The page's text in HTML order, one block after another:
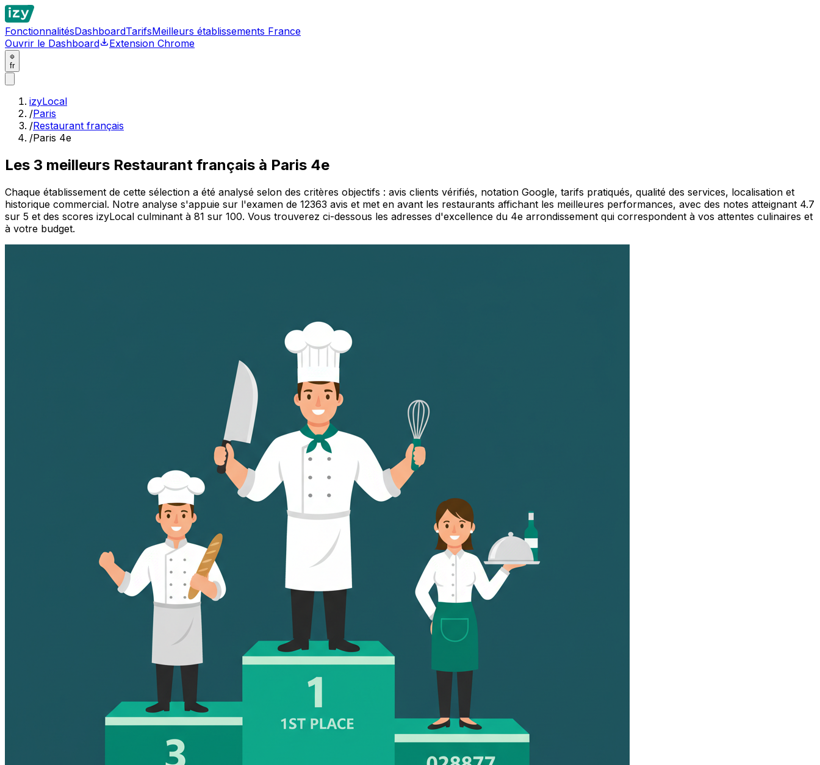
FonctionnalitésDashboardTarifsMeilleurs établissements France
Ouvrir le Dashboard
Extension Chrome
fr
izyLocal
/Paris
/Restaurant français
/Paris 4e
Les 3 meilleurs Restaurant français à Paris 4e
Chaque établissement de cette sélection a été analysé selon des critères objectifs : avis clients vérifiés, notation Google, tarifs pratiqués, qualité des services, localisation et
historique commercial. Notre analyse s'appuie sur l'examen de 12363 avis et met en avant les restaurants affichant les meilleures performances, avec des notes atteignant 4.7
sur 5 et des scores izyLocal culminant à 81 sur 100. Vous trouverez ci-dessous les adresses d'excellence du 4e arrondissement qui correspondent à vos attentes culinaires et
à votre budget.